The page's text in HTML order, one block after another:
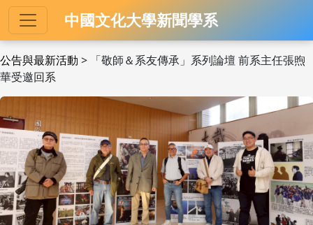
中國文化大學新聞學系
公告與最新活動 > 「敬師＆系友傳承」系列論壇 前系主任張煦
華受邀回系